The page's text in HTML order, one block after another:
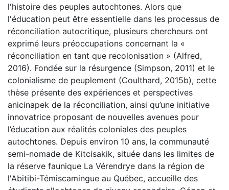
l'histoire des peuples autochtones. Alors que
l'éducation peut être essentielle dans les processus de
réconciliation autocritique, plusieurs chercheurs ont
exprimé leurs préoccupations concernant la «
réconciliation en tant que recolonisation » (Alfred,
2016). Fondée sur la résurgence (Simpson, 2011) et le
colonialisme de peuplement (Coulthard, 2015b), cette
thèse présente des expériences et perspectives
anicinapek de la réconciliation, ainsi qu’une initiative
innovatrice proposant de nouvelles avenues pour
l’éducation aux réalités coloniales des peuples
autochtones. Depuis environ 10 ans, la communauté
semi-nomade de Kitcisakik, située dans les limites de
la réserve faunique La Vérendrye dans la région de
l'Abitibi-Témiscamingue au Québec, accueille des